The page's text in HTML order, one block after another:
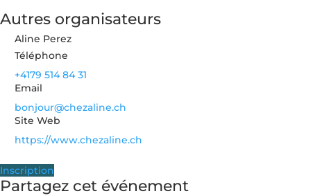
Autres organisateurs
Aline Perez
Téléphone
+4179 514 84 31
Email
bonjour@chezaline.ch
Site Web
https://www.chezaline.ch
Inscription
Partagez cet événement